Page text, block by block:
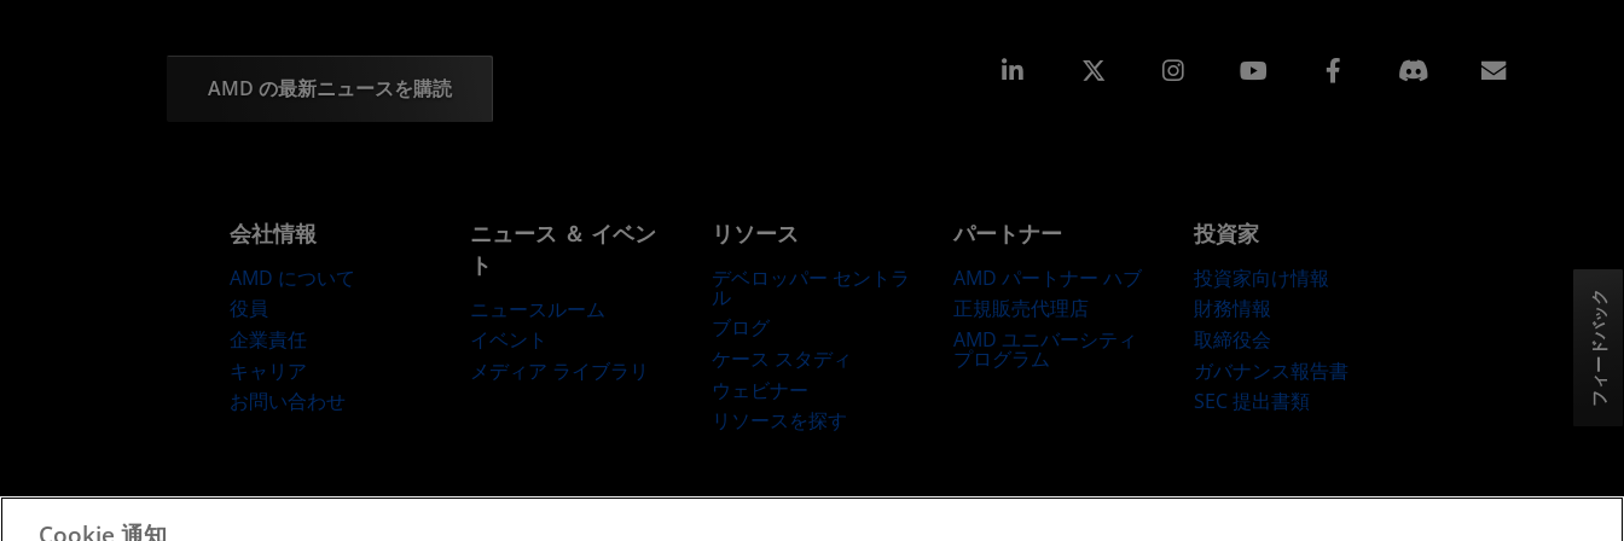
AMD の最新ニュースを購読
Linkedin Instagram Facebook
会社情報
AMD について
役員
企業責任
キャリア
お問い合わせ
ニュース ＆ イベン
ト
ニュースルーム
イベント
メディア ライブラリ
リソース
デベロッパー セントラ
ル
ブログ
ケース スタディ
ウェビナー
リソースを探す
パートナー
AMD パートナー ハブ
正規販売代理店
AMD ユニバーシティ
プログラム
投資家
投資家向け情報
財務情報
取締役会
ガバナンス報告書
SEC 提出書類
フィードバック
Cookie 通知